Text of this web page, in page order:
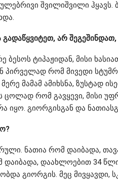
შვილიშვილი ჰყავს.
არ
ბესოს ტიპაჟიდან, მისი
პირველად რომ მივედი
მერე მამამ ამიხსნა, ზუსტად
ცოლად რომ გავყევი, მისი
იყო. გიორგისგან და
ნათია რომ დაიბადა,
დაიბადა, დაახლოებით 34
გიორგის. მეც მივყავდი,